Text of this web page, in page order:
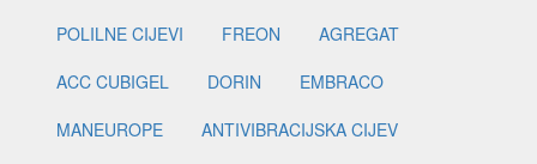
POLILNE CIJEVI
FREON
AGREGAT
ACC CUBIGEL
DORIN
EMBRACO
MANEUROPE
ANTIVIBRACIJSKA CIJEV